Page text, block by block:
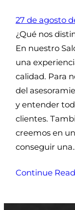
27 de agosto
¿Qué nos
En nuestro
una
calidad. Para
del
y entender
clientes.
creemos en
conseguir
Continue